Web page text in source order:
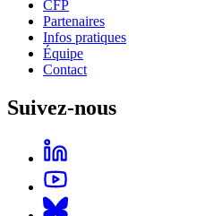
CFP
Partenaires
Infos pratiques
Équipe
Contact
Suivez-nous